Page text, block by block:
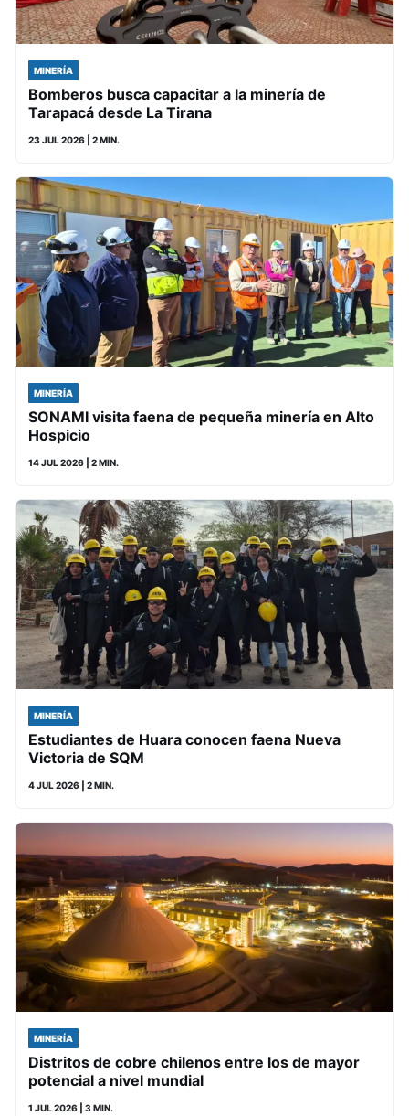
MINERÍA
Bomberos busca capacitar a la minería de
Tarapacá desde La Tirana
23 JUL 2026 | 2 MIN.
MINERÍA
SONAMI visita faena de pequeña minería en Alto
Hospicio
14 JUL 2026 | 2 MIN.
MINERÍA
Estudiantes de Huara conocen faena Nueva
Victoria de SQM
4 JUL 2026 | 2 MIN.
MINERÍA
Distritos de cobre chilenos entre los de mayor
potencial a nivel mundial
1 JUL 2026 | 3 MIN.